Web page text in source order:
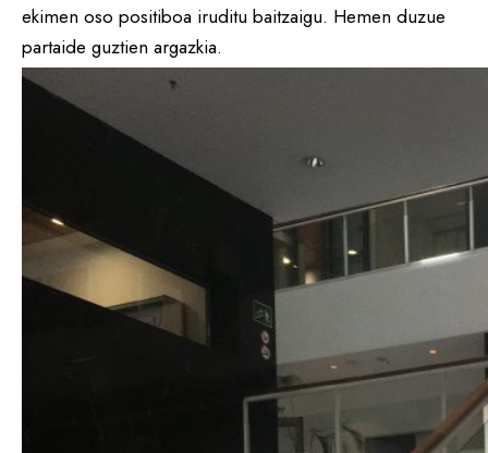
ekimen oso positiboa iruditu baitzaigu. Hemen duzue
partaide guztien argazkia.